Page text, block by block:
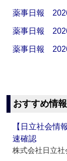
薬事日報
薬事日報
薬事日報
おすすめ情報
【日立社会情
速確認
株式会社日立